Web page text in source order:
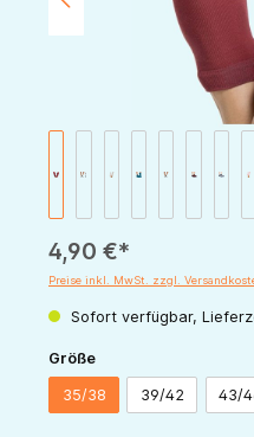
4,90 €*
Preise inkl. MwSt. zzgl.
Sofort verfügbar,
Größeauswählen
35/38 39/42 43/